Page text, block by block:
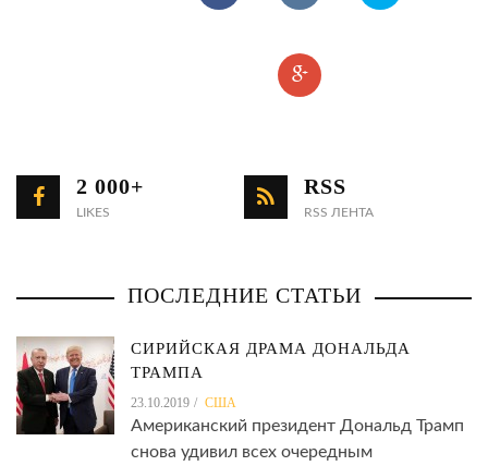
2 000+
LIKES
RSS
RSS ЛЕНТА
ПОСЛЕДНИЕ СТАТЬИ
СИРИЙСКАЯ ДРАМА ДОНАЛЬДА
ТРАМПА
23.10.2019 США
Американский президент Дональд Трамп
снова удивил всех очередным